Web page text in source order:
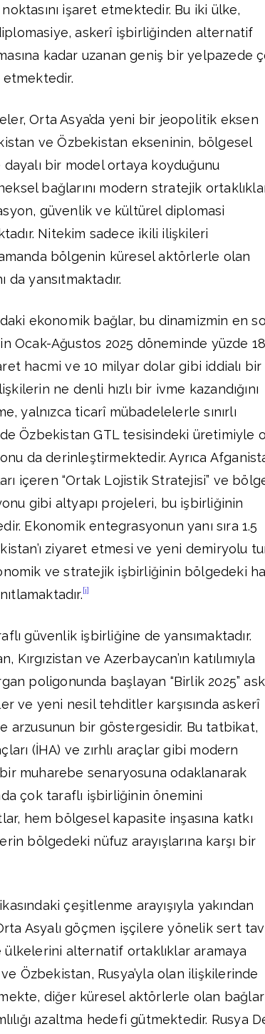
işaret etmektedir. Bu iki ülke,
askerî işbirliğinden alternatif
kadar uzanan geniş bir yelpazede
Orta Asya’da yeni bir jeopolitik eksen
ve Özbekistan ekseninin, bölgesel
bir model ortaya koyduğunu
bağlarını modern stratejik
güvenlik ve kültürel diplomasi
Nitekim sadece ikili ilişkileri
bölgenin küresel aktörlerle olan
da yansıtmaktadır.
ekonomik bağlar, bu dinamizmin en
Ocak-Ağustos 2025 döneminde yüzde
hacmi ve 10 milyar dolar gibi iddialı bir
ne denli hızlı bir ivme kazandığını
yalnızca ticarî mübadelelerle sınırlı
Özbekistan GTL tesisindeki üretimiyle
da derinleştirmektedir. Ayrıca
içeren “Ortak Lojistik Stratejisi” ve
gibi altyapı projeleri, bu işbirliğinin
Ekonomik entegrasyonun yanı sıra 1.5
ziyaret etmesi ve yeni demiryolu
ve stratejik işbirliğinin bölgedeki
[i]
güvenlik işbirliğine de yansımaktadır.
ve Azerbaycan’ın katılımıyla
poligonunda başlayan “Birlik 2025”
ve yeni nesil tehditler karşısında askerî
arzusunun bir göstergesidir. Bu tatbikat,
(İHA) ve zırhlı araçlar gibi modern
bir muharebe senaryosuna odaklanarak
çok taraflı işbirliğinin önemini
hem bölgesel kapasite inşasına katkı
bölgedeki nüfuz arayışlarına karşı bir
çeşitlenme arayışıyla yakından
Asyalı göçmen işçilere yönelik sert
ülkelerini alternatif ortaklıklar aramaya
Özbekistan, Rusya’yla olan ilişkilerinde
diğer küresel aktörlerle olan
azaltma hedefi gütmektedir. Rusya